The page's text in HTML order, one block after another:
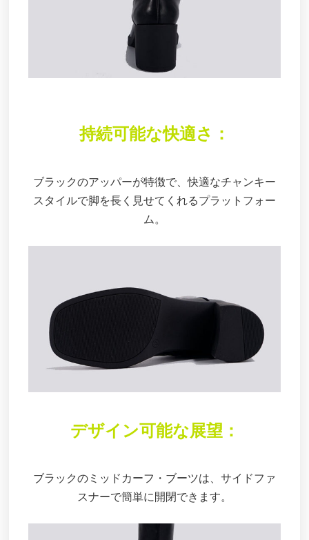
持続可能な快適さ：
ブラックのアッパーが特徴で、快適なチャンキー
スタイルで脚を長く見せてくれるプラットフォー
ム。
デザイン可能な展望：
ブラックのミッドカーフ・ブーツは、サイドファ
スナーで簡単に開閉できます。